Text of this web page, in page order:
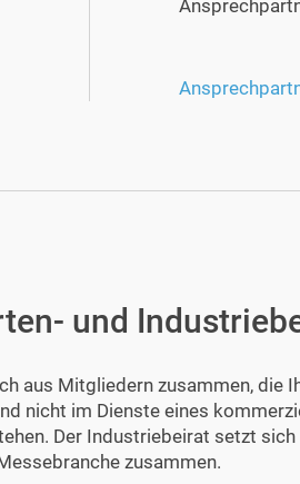
und
aus Mitgliedern zusammen, die
nicht im Dienste eines
Der Industriebeirat setzt
zusammen.